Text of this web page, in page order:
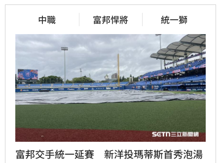
中職 富邦悍將 統一獅
富邦交手統一延賽　新洋投瑪蒂斯首秀泡湯